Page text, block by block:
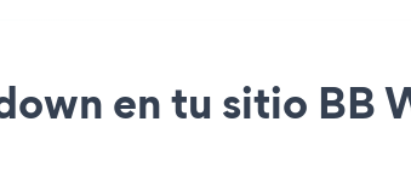
en tu sitio BB